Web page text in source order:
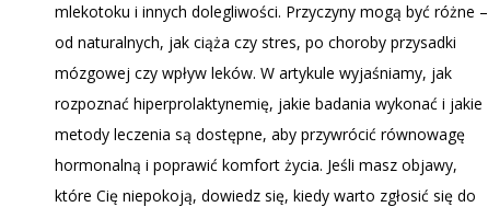
mlekotoku i innych dolegliwości. Przyczyny mogą być różne –
od naturalnych, jak ciąża czy stres, po choroby przysadki
mózgowej czy wpływ leków. W artykule wyjaśniamy, jak
rozpoznać hiperprolaktynemię, jakie badania wykonać i jakie
metody leczenia są dostępne, aby przywrócić równowagę
hormonalną i poprawić komfort życia. Jeśli masz objawy,
które Cię niepokoją, dowiedz się, kiedy warto zgłosić się do